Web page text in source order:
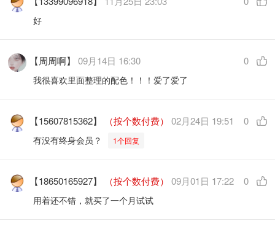
好
【周周啊】09月14日 16:30 0
我很喜欢里面整理的配色！！！爱了爱了
【15607815362】 （按个数付费） 02月24日 19:51 0
有没有终身会员？ 1个回复
【18650165927】 （按个数付费） 09月01日 17:22 0
用着还不错，就买了一个月试试